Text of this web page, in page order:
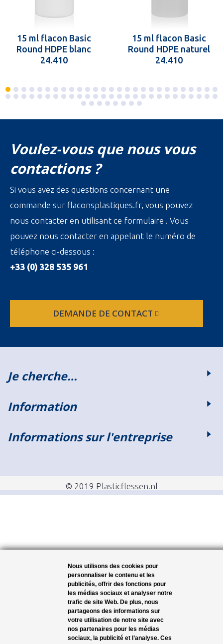
15 ml flacon Basic
Round HDPE blanc
24.410
15 ml flacon Basic
Round HDPE naturel
24.410
Voulez-vous que nous vous
contactions ?
Si vous avez des questions concernant une
commande sur flaconsplastiques.fr, vous pouvez
nous contacter en utilisant ce formulaire . Vous
pouvez nous contacter en appelant le numéro de
téléphone ci-dessous :
+33 (0) 328 535 961
DEMANDE DE CONTACT
Je cherche…
Information
Informations sur l'entreprise
© 2019 Plasticflessen.nl
Nous utilisons des cookies pour
personnaliser le contenu et les
publicités, offrir des fonctions pour
les médias sociaux et analyser notre
trafic de site Web. De plus, nous
partageons des informations sur
votre utilisation de notre site avec
nos partenaires pour les médias
sociaux, la publicité et l’analyse. Ces